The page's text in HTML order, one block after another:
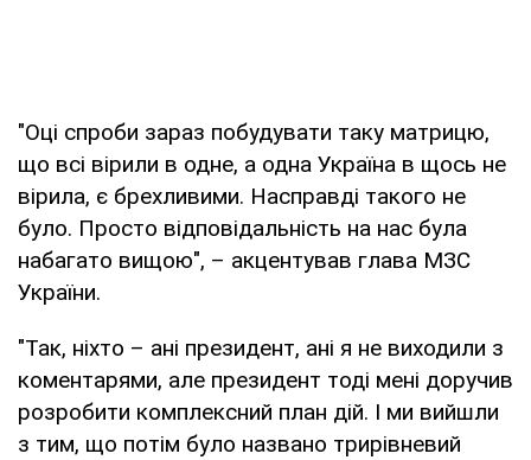
"Оці спроби зараз побудувати таку матрицю,
що всі вірили в одне, а одна Україна в щось не
вірила, є брехливими. Насправді такого не
було. Просто відповідальність на нас була
набагато вищою", – акцентував глава МЗС
України.
"Так, ніхто – ані президент, ані я не виходили з
коментарями, але президент тоді мені доручив
розробити комплексний план дій. І ми вийшли
з тим, що потім було названо трирівневий